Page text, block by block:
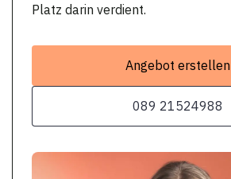
Platz darin verdient.
Angebot erstellen
089 21524988